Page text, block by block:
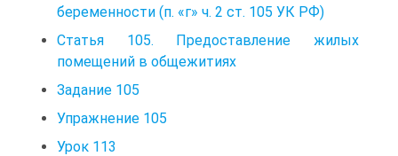
беременности (п. «г» ч. 2 ст. 105 УК РФ)
Статья 105. Предоставление жилых
помещений в общежитиях
Задание 105
Упражнение 105
Урок 113